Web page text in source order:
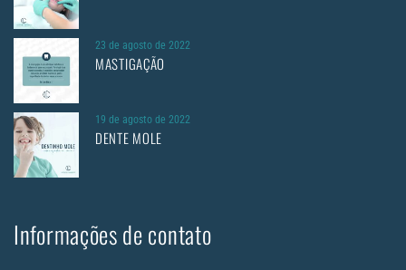
23 de agosto de 2022
MASTIGAÇÃO
19 de agosto de 2022
DENTE MOLE
Informações de contato